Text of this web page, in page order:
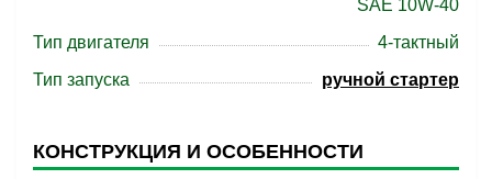
SAE 10W-40
Тип двигателя
4-тактный
Тип запуска
ручной стартер
КОНСТРУКЦИЯ И ОСОБЕННОСТИ